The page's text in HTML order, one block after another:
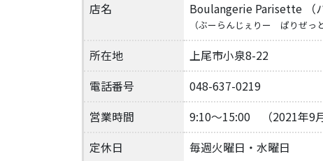
店名 Boulangerie Parisette （
（ぶーらんじぇりー ぱりぜっと
所在地
上尾市小泉8-22
電話番号
048-637-0219
営業時間
9:10～15:00 （2021年9月
定休日
毎週火曜日・水曜日